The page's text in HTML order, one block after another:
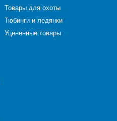
Товары для охоты
Тюбинги и ледянки
Уцененные товары